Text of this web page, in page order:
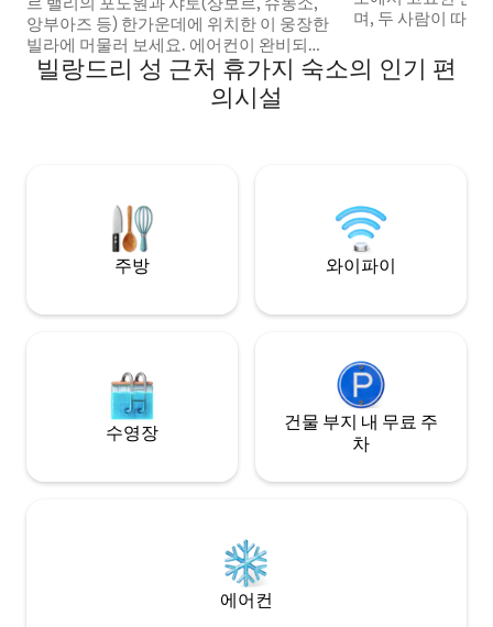
앙부아즈 등) 한가운데에 위치한 이 웅장한
빌라에 머물러 보세요. 에어컨이 완비되어
있으며, 넓은 부지(1,700㎡, 대형 테라스),
온수 수영장(5월 1일~9월 27일)을 즐기실
수 있습니다. 피트니스 장비와 스파는 연중
며, 두 사람이 따뜻
테리어. 전기 자전
전한 전용 주차장
빌랑드리 성 근처 휴가지 숙소의 인기 편
의시설
주방 와이파이
수영장
건물 부지 내 무료 주
차
에어컨